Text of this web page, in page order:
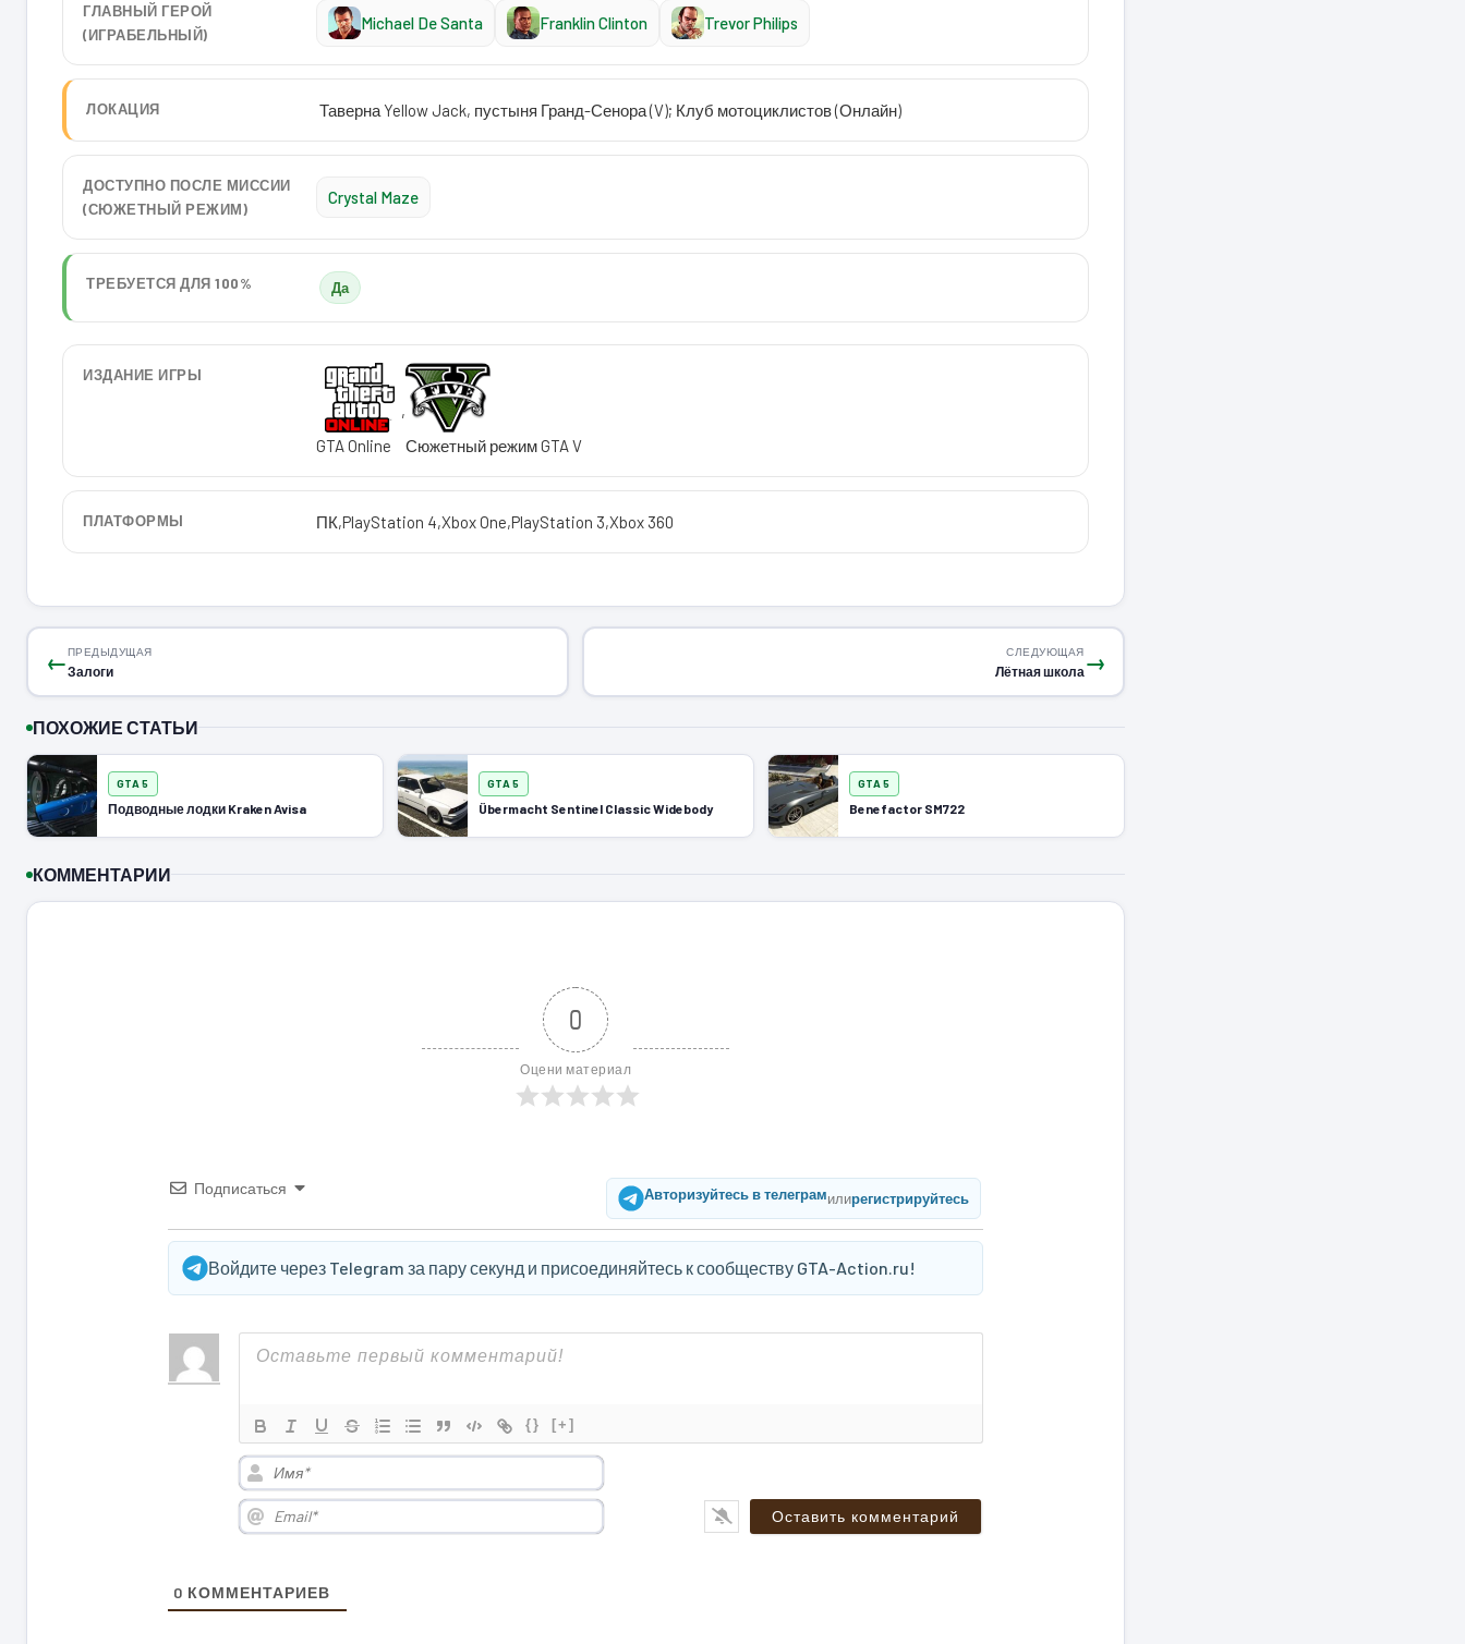
ГЛАВНЫЙ ГЕРОЙ
(ИГРАБЕЛЬНЫЙ)
Michael De Santa Franklin Clinton Trevor Philips
ЛОКАЦИЯ Таверна Yellow Jack, пустыня Гранд-Сенора (V); Клуб мотоциклистов (Онлайн)
ДОСТУПНО ПОСЛЕ МИССИИ
(СЮЖЕТНЫЙ РЕЖИМ)
Crystal Maze
ТРЕБУЕТСЯ ДЛЯ 100% Да
ИЗДАНИЕ ИГРЫ
GTA Online
,
Сюжетный режим GTA V
ПЛАТФОРМЫ ПК,PlayStation 4,Xbox One,PlayStation 3,Xbox 360
←ПРЕДЫДУЩАЯ
Залоги →
СЛЕДУЮЩАЯ
Лётная школа
ПОХОЖИЕ СТАТЬИ
GTA 5
Подводные лодки Kraken Avisa
GTA 5
Übermacht Sentinel Classic Widebody
GTA 5
Benefactor SM722
КОММЕНТАРИИ
0
Оцени материал
Подписаться Авторизуйтесь в телеграмилирегистрируйтесь
Войдите через Telegram за пару секунд и присоединяйтесь к сообществу GTA-Action.ru!
{} [+]
Имя*
Email*
0 КОММЕНТАРИЕВ